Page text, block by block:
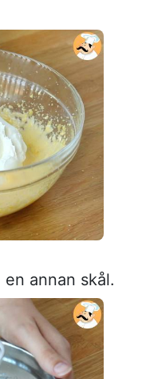
annan skål.